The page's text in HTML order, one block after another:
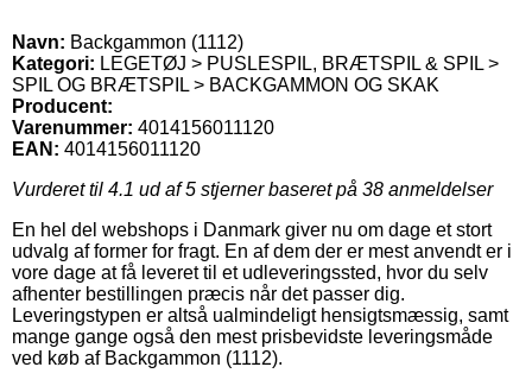
Navn: Backgammon (1112)
Kategori: LEGETØJ > PUSLESPIL, BRÆTSPIL & SPIL >
SPIL OG BRÆTSPIL > BACKGAMMON OG SKAK
Producent:
Varenummer: 4014156011120
EAN: 4014156011120
Vurderet til 4.1 ud af 5 stjerner baseret på 38 anmeldelser
En hel del webshops i Danmark giver nu om dage et stort
udvalg af former for fragt. En af dem der er mest anvendt er i
vore dage at få leveret til et udleveringssted, hvor du selv
afhenter bestillingen præcis når det passer dig.
Leveringstypen er altså ualmindeligt hensigtsmæssig, samt
mange gange også den mest prisbevidste leveringsmåde
ved køb af Backgammon (1112).